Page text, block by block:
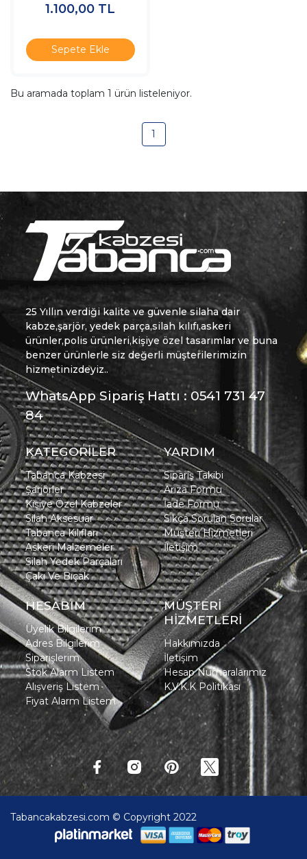
1.100,00 TL
Sepete Ekle
Bu aramada toplam 1 ürün listeleniyor.
1
25 Yıllın verdiği kalite ve güvenle silaha dair
kabze,şarjör, yedek parça,silah kılıfı,askeri
ürünler,polis ürünleri,kişiye özel tasarımlar ve buna
benzer ürünlerle siz değerli müşterilerimizin
hizmetinizdeyiz..
WhatsApp Sipariş Hattı : 0541 731 47
84
KATEGORİLER
Tabanca Kabzesi
Şarjörler
Kişiye Özel Kabzeler
Silah Aksesuar
Tabanca Kılıfları
Askeri Malzemeler
Silah Yedek Parçaları
Çakı Ve Bıçak
YARDIM
Sipariş Takibi
Arıza Formu
İade Formu
Sıkça Sorulan Sorular
Müşteri Hizmetleri
İletişim
HESABIM
Üyelik Bilgilerim
Adres Bilgilerim
Siparişlerim
Stok Alarm Listem
Alışveriş Listem
Fiyat Alarm Listem
MÜŞTERİ
HİZMETLERİ
Hakkımızda
İletişim
Hesap Numaralarımız
K.V.K.K Politikası
Tabancakabzesi.com © Copyright 2022